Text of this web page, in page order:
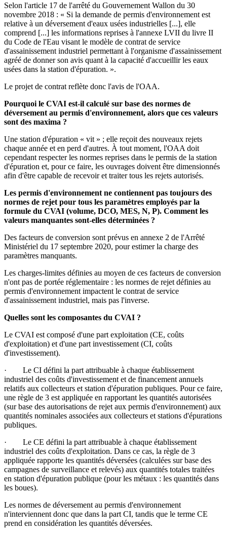
Selon l'article 17 de l'arrêté du Gouvernement Wallon du 30
novembre 2018 : « Si la demande de permis d'environnement est
relative à un déversement d'eaux usées industrielles [...], elle
comprend [...] les informations reprises à l'annexe LVII du livre II
du Code de l'Eau visant le modèle de contrat de service
d'assainissement industriel permettant à l'organisme d'assainissement
agréé de donner son avis quant à la capacité d'accueillir les eaux
usées dans la station d'épuration. ».
Le projet de contrat reflète donc l'avis de l'OAA.
Pourquoi le CVAI est-il calculé sur base des normes de
déversement au permis d'environnement, alors que ces valeurs
sont des maxima ?
Une station d'épuration « vit » ; elle reçoit des nouveaux rejets
chaque année et en perd d'autres. À tout moment, l'OAA doit
cependant respecter les normes reprises dans le permis de la station
d'épuration et, pour ce faire, les ouvrages doivent être dimensionnés
afin d'être capable de recevoir et traiter tous les rejets autorisés.
Les permis d'environnement ne contiennent pas toujours des
normes de rejet pour tous les paramètres employés par la
formule du CVAI (volume, DCO, MES, N, P). Comment les
valeurs manquantes sont-elles déterminées ?
Des facteurs de conversion sont prévus en annexe 2 de l'Arrêté
Ministériel du 17 septembre 2020, pour estimer la charge des
paramètres manquants.
Les charges-limites définies au moyen de ces facteurs de conversion
n'ont pas de portée réglementaire : les normes de rejet définies au
permis d'environnement impactent le contrat de service
d'assainissement industriel, mais pas l'inverse.
Quelles sont les composantes du CVAI ?
Le CVAI est composé d'une part exploitation (CE, coûts
d'exploitation) et d'une part investissement (CI, coûts
d'investissement).
· Le CI défini la part attribuable à chaque établissement
industriel des coûts d'investissement et de financement annuels
relatifs aux collecteurs et station d'épuration publiques. Pour ce faire,
une règle de 3 est appliquée en rapportant les quantités autorisées
(sur base des autorisations de rejet aux permis d'environnement) aux
quantités nominales associées aux collecteurs et stations d'épurations
publiques.
· Le CE défini la part attribuable à chaque établissement
industriel des coûts d'exploitation. Dans ce cas, la règle de 3
appliquée rapporte les quantités déversées (calculées sur base des
campagnes de surveillance et relevés) aux quantités totales traitées
en station d'épuration publique (pour les métaux : les quantités dans
les boues).
Les normes de déversement au permis d'environnement
n'interviennent donc que dans la part CI, tandis que le terme CE
prend en considération les quantités déversées.